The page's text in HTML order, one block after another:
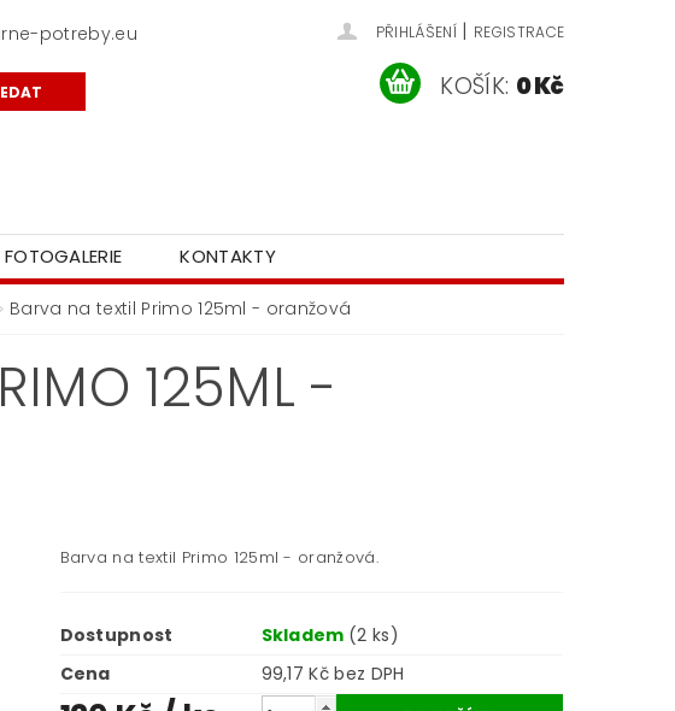
potreby.eu PŘIHLÁŠENÍ | REGISTRACE
KOŠÍK: 0 Kč
FOTOGALERIE KONTAKTY
Barva na textil Primo 125ml - oranžová
125ML -
Barva na textil Primo 125ml - oranžová.
Dostupnost Skladem (2 ks)
Cena
99,17 Kč bez DPH